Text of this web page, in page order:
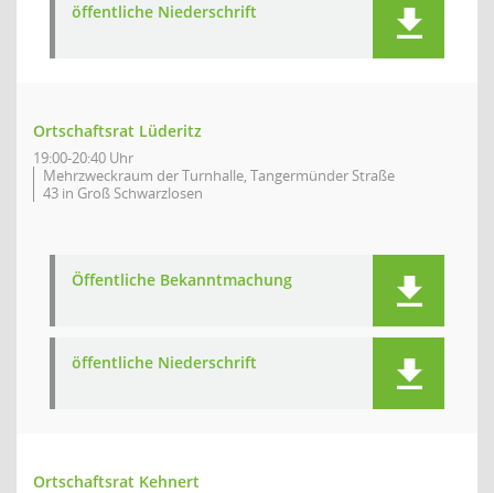
öffentliche Niederschrift
Ortschaftsrat Lüderitz
19:00-20:40 Uhr
Mehrzweckraum der Turnhalle, Tangermünder Straße
43 in Groß Schwarzlosen
Öffentliche Bekanntmachung
öffentliche Niederschrift
Ortschaftsrat Kehnert